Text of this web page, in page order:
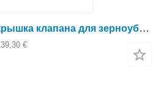
Облицовка боковая крышка клапана для зерноуборочного комбайна Claas Dominator Mega
€